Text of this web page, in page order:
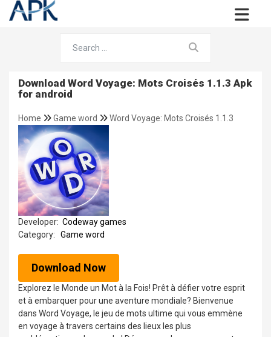
Download Word Voyage: Mots Croisés 1.1.3 Apk
for android
Home Game word Word Voyage: Mots Croisés 1.1.3
Developer: Codeway games
Category:
Game word
Download Now
Explorez le Monde un Mot à la Fois! Prêt à défier votre esprit
et à embarquer pour une aventure mondiale? Bienvenue
dans Word Voyage, le jeu de mots ultime qui vous emmène
en voyage à travers certains des lieux les plus